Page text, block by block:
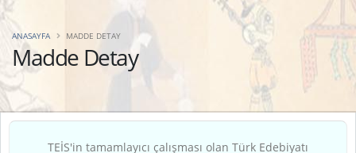
Madde Detay
ANASAYFA MADDE DETAY
TEİS'in tamamlayıcı çalışması olan Türk Edebiyatı